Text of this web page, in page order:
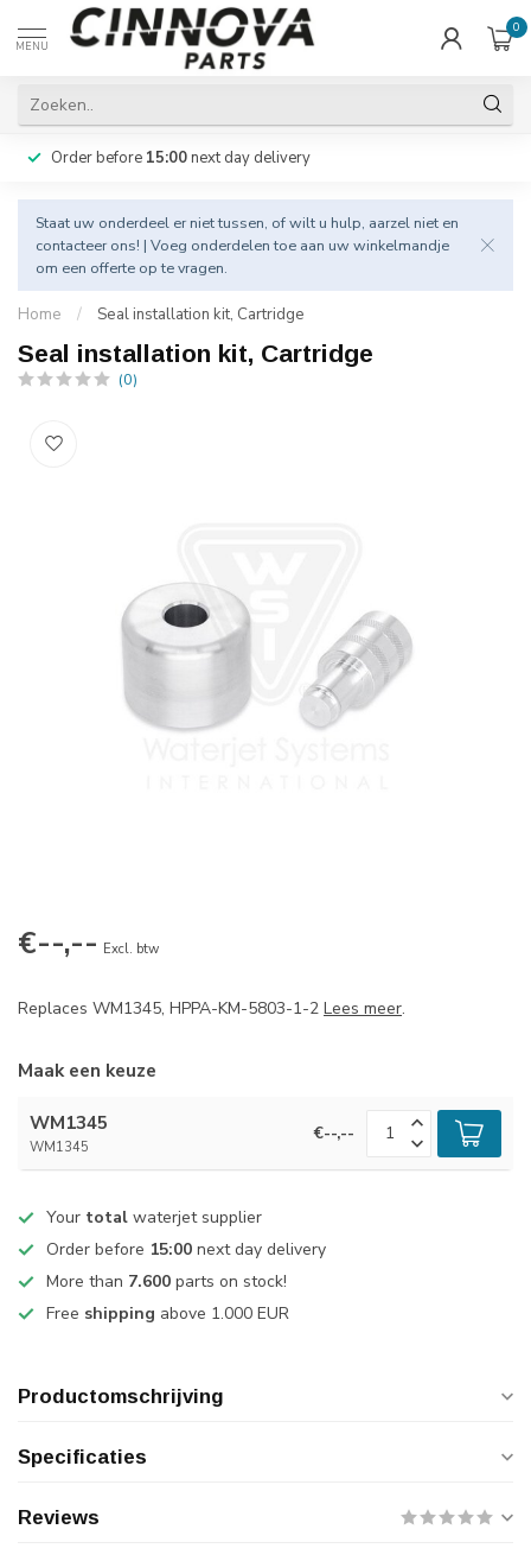
MENU
0
Order before 15:00next day delivery
Staat uw onderdeel er niet tussen, of wilt u hulp, aarzel niet en
contacteer ons! | Voeg onderdelen toe aan uw winkelmandje
om een offerte op te vragen.
Home / Seal installation kit, Cartridge
Seal installation kit, Cartridge
(0)
€--,-- Excl. btw
Replaces WM1345, HPPA-KM-5803-1-2 Lees meer.
Maak een keuze
WM1345
WM1345
€--,--
Your total waterjet supplier
Order before 15:00 next day delivery
More than 7.600 parts on stock!
Free shipping above 1.000 EUR
Productomschrijving
Specificaties
Reviews